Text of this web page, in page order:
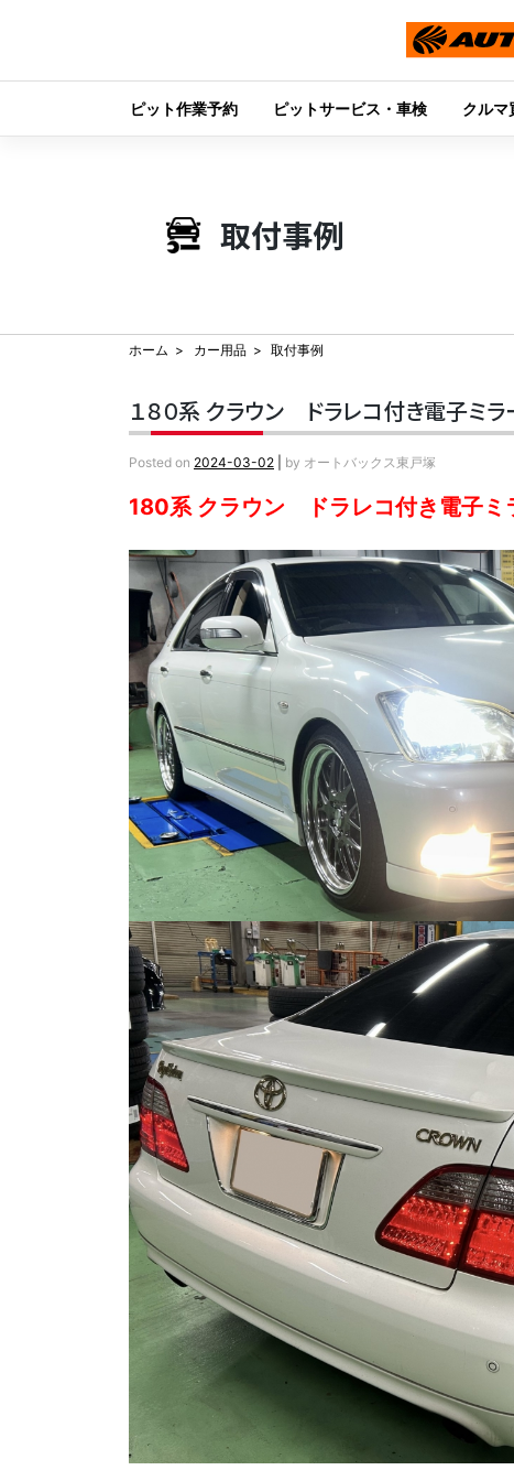
ピット作業予約 ピットサービス・車検 クルマ
取付事例
ホーム カー用品 取付事例
１８０系 クラウン ドラレコ付き電子ミラ
Posted on 2024-03-02 by オートバックス東戸塚
180系 クラウン ドラレコ付き電子ミ